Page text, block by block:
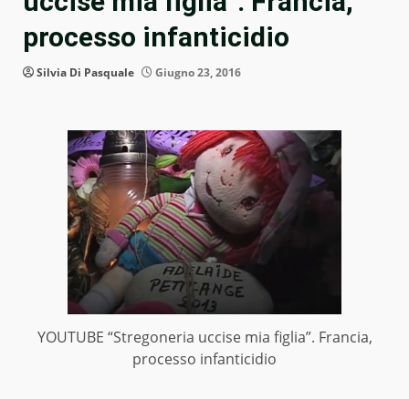
processo infanticidio
Silvia Di Pasquale Giugno 23, 2016
YOUTUBE “Stregoneria uccise mia figlia”. Francia,
processo infanticidio